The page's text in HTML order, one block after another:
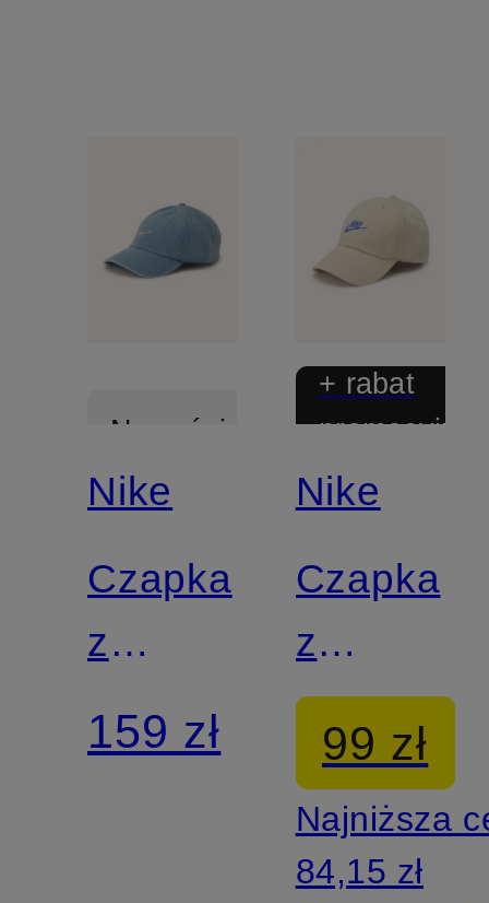
SWOOSH
Nowości
Nike
Czapka
z
daszkiem
dżinsowa
159 zł
+ rabat
promocyjny
Nike
Czapka
z
daszkiem
CLUB
99 zł
Najniższa
84,15 zł